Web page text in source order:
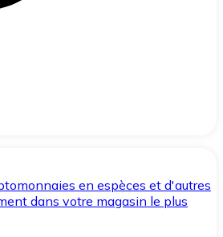
en espèces et d'autres
dans votre magasin le plus